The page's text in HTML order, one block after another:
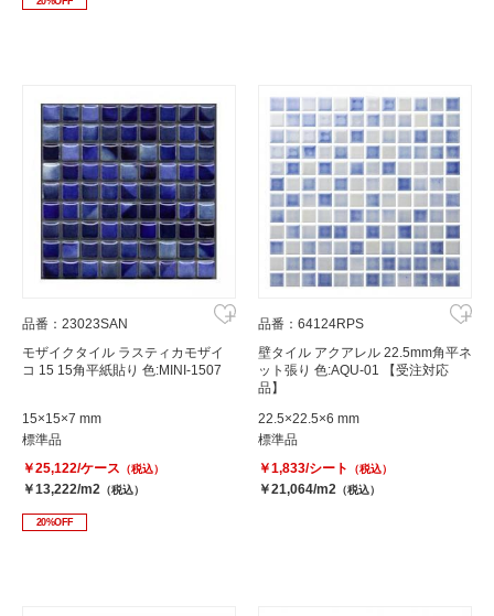
品番：23023SAN
モザイクタイル ラスティカモザイ
コ 15 15角平紙貼り 色:MINI-1507
15×15×7 mm
標準品
￥25,122/ケース （税込）
￥13,222/m2 （税込）
20%OFF
品番：64124RPS
壁タイル アクアレル 22.5mm角平ネ
ット張り 色:AQU-01 【受注対応
品】
22.5×22.5×6 mm
標準品
￥1,833/シート
（税込）
￥21,064/m2 （税込）